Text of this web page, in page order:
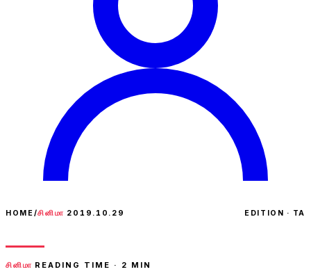
HOME/சினிமா 2019.10.29 EDITION · TA
சினிமா READING TIME · 2 MIN